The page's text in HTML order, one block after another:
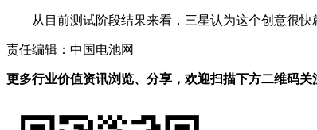
从目前测试阶段结果来看，三星认为这个创意很
责任编辑：中国电池网
更多行业价值资讯浏览、分享，欢迎扫描下方二维码关